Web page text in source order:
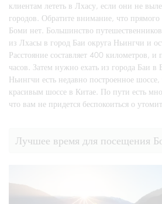
клиентам лететь в Лхасу, если они не
городов. Обратите внимание, что прямого
Боми нет. Большинство
из Лхасы в город Баи округа Ньингчи и
Расстояние составляет 400 километров, и
часов. Затем нужно ехать из города Баи
Ньингчи есть недавно построенное
красивым шоссе в Китае. По пути есть
что вам не придется беспокоиться о
Лучшее время для посещения